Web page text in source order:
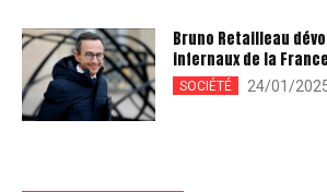
Bruno Retailleau
infernaux de la
SOCIÉTÉ 24/01/